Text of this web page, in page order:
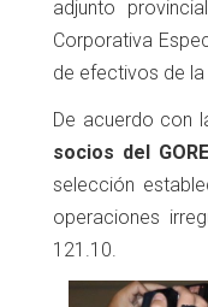
adjunto provincial
Corporativa
de efectivos de la
De acuerdo con
socios del
selección
operaciones
121.10.